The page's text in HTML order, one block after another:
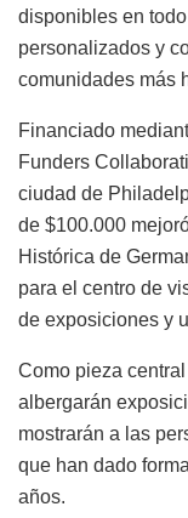
disponibles en
personalizados y
comunidades más
Financiado
Funders
ciudad de
de $100.000
Histórica de
para el centro de
de exposiciones y
Como pieza
albergarán
mostrarán a las
que han dado
años.